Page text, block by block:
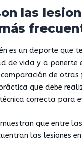
las
es un deporte que
de vida y a ponerte
de otras
que debe
correcta para
que entre
las lesiones